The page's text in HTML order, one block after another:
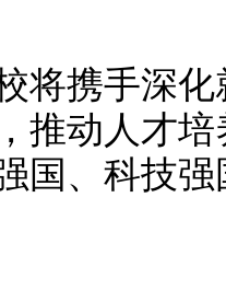
携手深化
推动人才
国、科技